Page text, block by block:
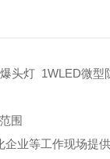
头灯 1WLED微型
围
业等工作现场提